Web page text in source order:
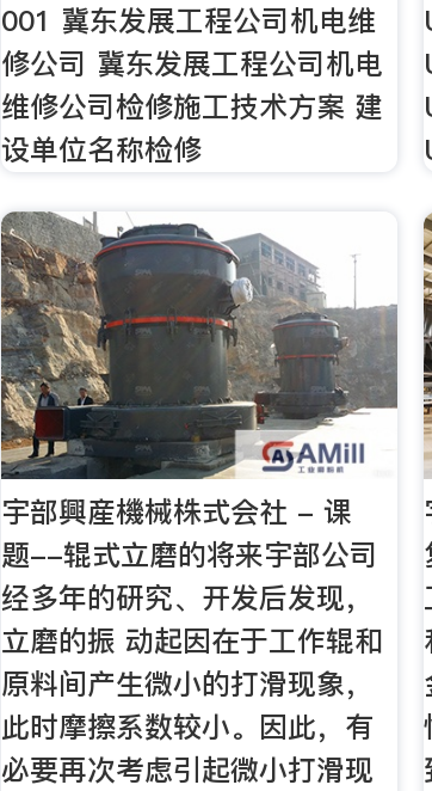
001 冀东发展工程公司机电维
修公司 冀东发展工程公司机电
维修公司检修施工技术方案 建
设单位名称检修
宇部興産機械株式会社 - 课
题--辊式立磨的将来宇部公司
经多年的研究、开发后发现，
立磨的振 动起因在于工作辊和
原料间产生微小的打滑现象，
此时摩擦系数较小。因此，有
必要再次考虑引起微小打滑现